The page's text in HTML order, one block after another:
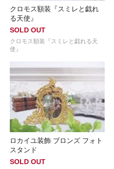
クロモス額装『スミレと戯れ
る天使』
SOLD OUT
クロモス額装『スミレと戯れる天
使』
ロカイユ装飾 ブロンズ フォト
スタンド
SOLD OUT